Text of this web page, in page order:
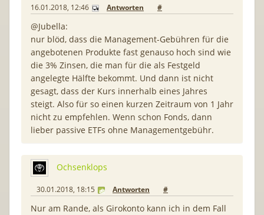
16.01.2018, 12:46 Antworten #
@Jubella:
nur blöd, dass die Management-Gebühren für die
angebotenen Produkte fast genauso hoch sind wie
die 3% Zinsen, die man für die als Festgeld
angelegte Hälfte bekommt. Und dann ist nicht
gesagt, dass der Kurs innerhalb eines Jahres
steigt. Also für so einen kurzen Zeitraum von 1 Jahr
nicht zu empfehlen. Wenn schon Fonds, dann
lieber passive ETFs ohne Managementgebühr.
Ochsenklops
30.01.2018, 18:15 Antworten #
Nur am Rande, als Girokonto kann ich in dem Fall